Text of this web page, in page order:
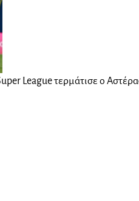
League τερμάτισε ο